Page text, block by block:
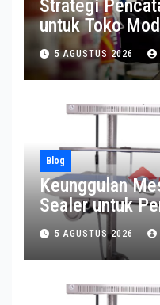
Strategi
untuk Toko
5 AGUSTUS 2026
Blog
Keunggulan
Sealer untuk
Efisien
5 AGUSTUS 2026